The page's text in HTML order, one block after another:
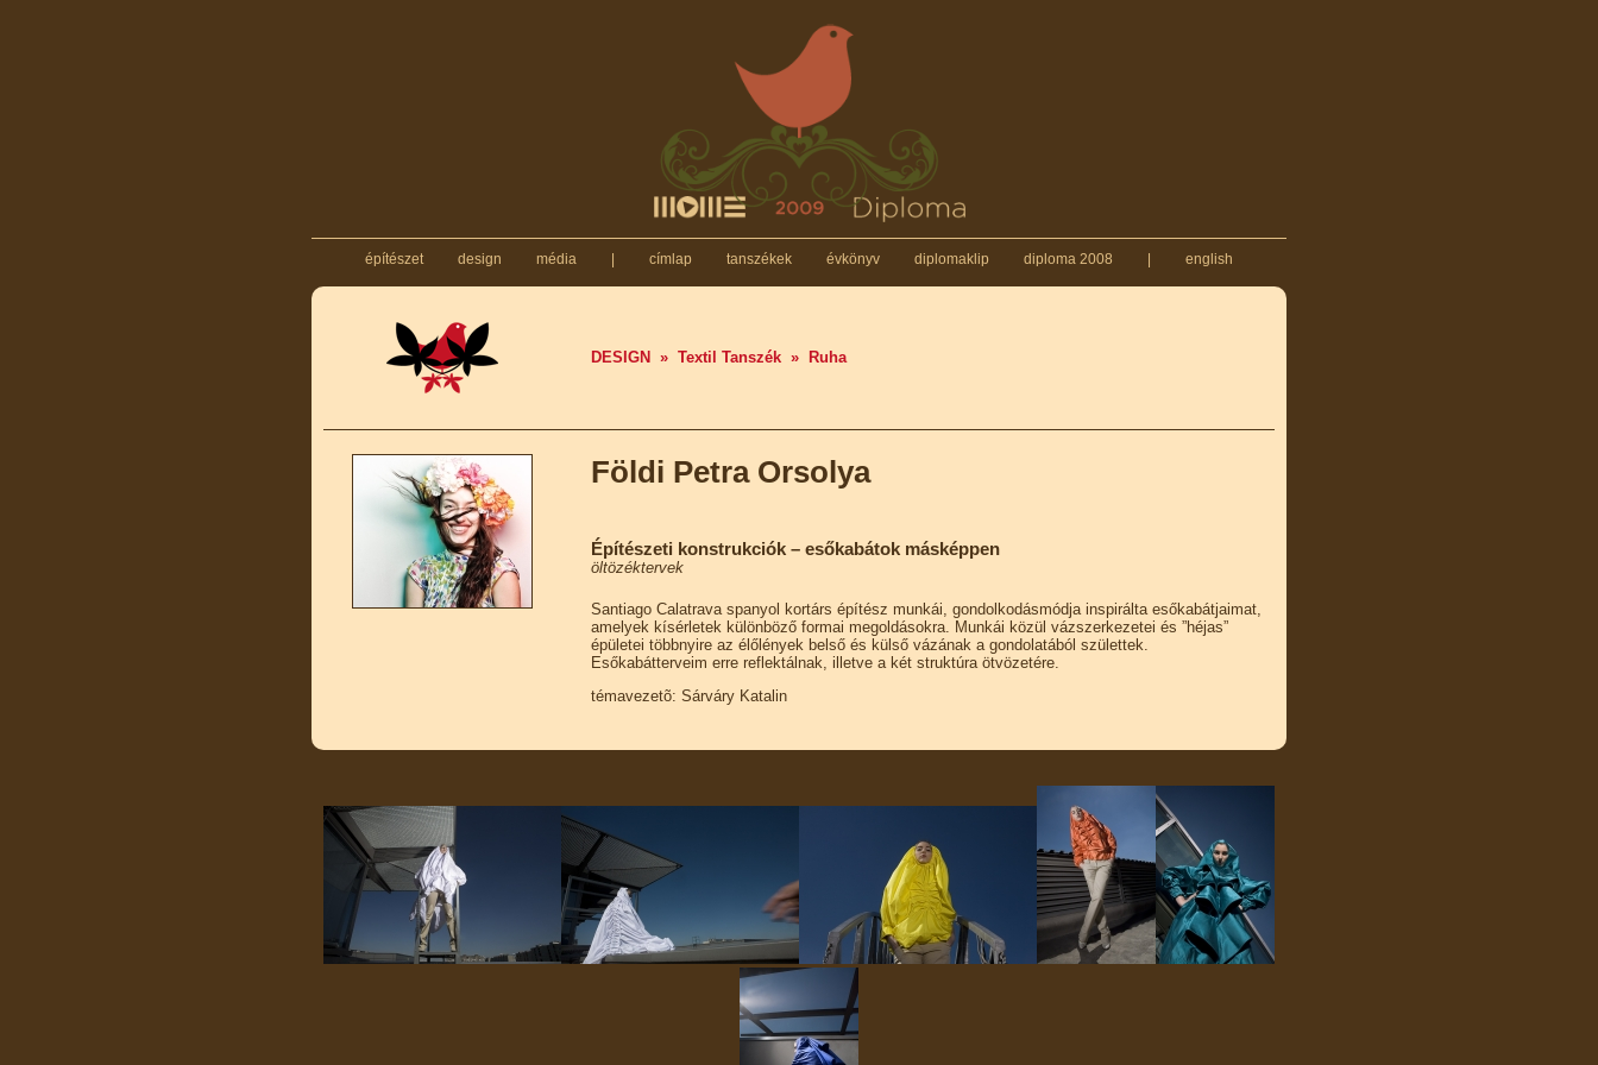
építészet design média címlap tanszékek évkönyv diplomaklip diploma 2008 english
DESIGN » Textil Tanszék » Ruha
Földi Petra Orsolya
Építészeti konstrukciók – esőkabátok másképpen
öltözéktervek
Santiago Calatrava spanyol kortárs építész munkái, gondolkodásmódja inspirálta esőkabátjaimat,
amelyek kísérletek különböző formai megoldásokra. Munkái közül vázszerkezetei és ”héjas”
épületei többnyire az élőlények belső és külső vázának a gondolatából születtek.
Esőkabátterveim erre reflektálnak, illetve a két struktúra ötvözetére.
témavezetõ: Sárváry Katalin